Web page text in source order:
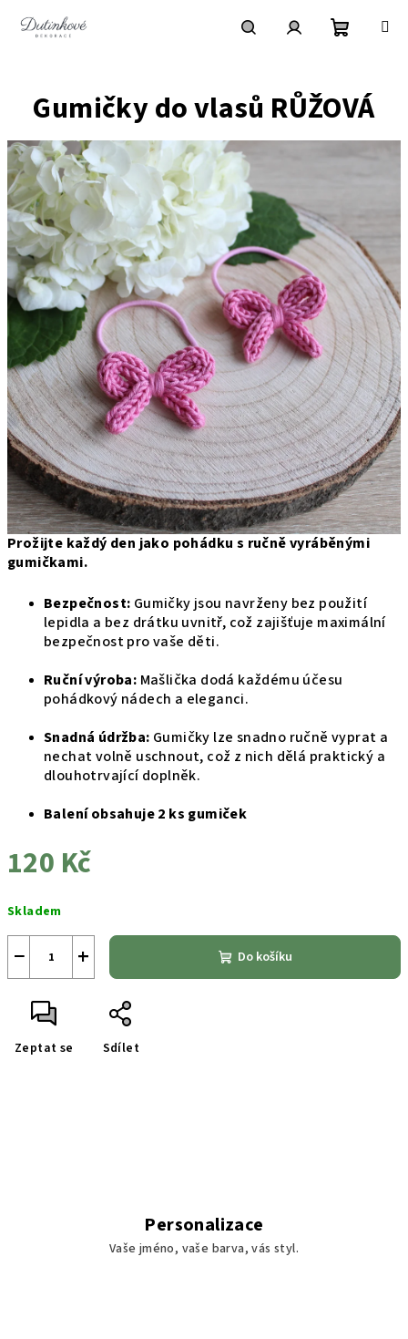
košík
Prožijte každý den jako pohádku s ručně vyráběnými
gumičkami.
Bezpečnost: Gumičky jsou navrženy bez použití
lepidla a bez drátku uvnitř, což zajišťuje maximální
bezpečnost pro vaše děti.
Ruční výroba: Mašlička dodá každému účesu
pohádkový nádech a eleganci.
Snadná údržba: Gumičky lze snadno ručně vyprat a
nechat volně uschnout, což z nich dělá praktický a
dlouhotrvající doplněk.
Balení obsahuje 2 ks gumiček
120 Kč
cena:
Skladem
+
− Do košíku
Zeptat se Sdílet
Gumičky do vlasů RŮŽOVÁ
Personalizace
Vaše jméno, vaše barva, vás styl.